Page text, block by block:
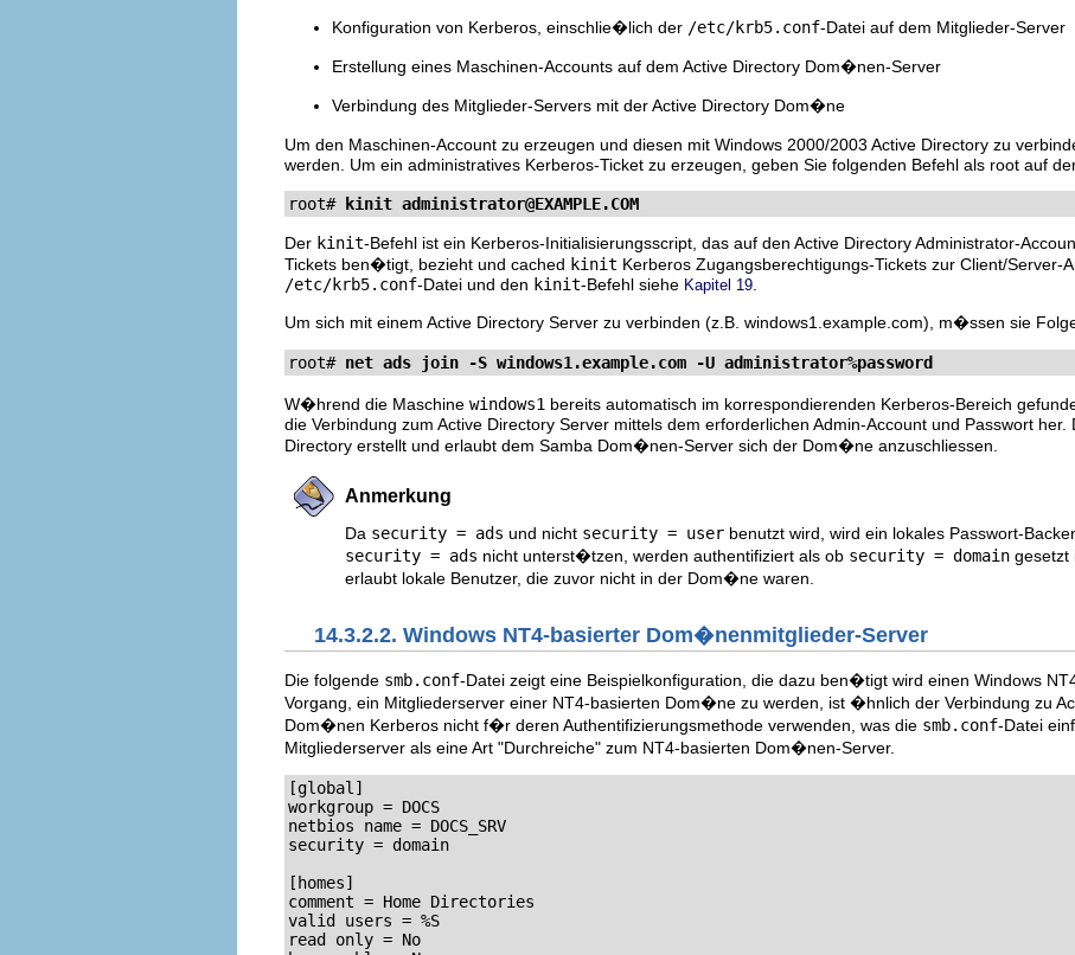
Konfiguration von Kerberos, einschlie�lich der /etc/krb5.conf-Datei auf dem Mitglieder-Server
Erstellung eines Maschinen-Accounts auf dem Active Directory Dom�nen-Server
Verbindung des Mitglieder-Servers mit der Active Directory Dom�ne
Um den Maschinen-Account zu erzeugen und diesen mit Windows 2000/2003 Active Directory zu
werden. Um ein administratives Kerberos-Ticket zu erzeugen, geben Sie folgenden Befehl als root auf
root# kinit administrator@EXAMPLE.COM
Der kinit-Befehl ist ein Kerberos-Initialisierungsscript, das auf den Active Directory Administrator-
Tickets ben�tigt, bezieht und cached kinit Kerberos Zugangsberechtigungs-Tickets zur Client/
/etc/krb5.conf-Datei und den kinit-Befehl siehe Kapitel 19
Um sich mit einem Active Directory Server zu verbinden (z.B. windows1.example.com), m�ssen sie
root# net ads join -S windows1.example.com -U administrator%password
W�hrend die Maschine windows1 bereits automatisch im korrespondierenden Kerberos-Bereich
die Verbindung zum Active Directory Server mittels dem erforderlichen Admin-Account und Passwort
Directory erstellt und erlaubt dem Samba Dom�nen-Server sich der Dom�ne anzuschliessen.
Anmerkung
Da security = ads und nicht security = user benutzt wird, wird ein lokales Passwort-
security = ads nicht unterst�tzen, werden authentifiziert als ob security = domain
erlaubt lokale Benutzer, die zuvor nicht in der Dom�ne waren.
14.3.2.2. Windows NT4-basierter Dom�nenmitglieder-Server
Die folgende smb.conf-Datei zeigt eine Beispielkonfiguration, die dazu ben�tigt wird einen Windows
Vorgang, ein Mitgliederserver einer NT4-basierten Dom�ne zu werden, ist �hnlich der Verbindung zu
Dom�nen Kerberos nicht f�r deren Authentifizierungsmethode verwenden, was die smb.conf-Datei
Mitgliederserver als eine Art "Durchreiche" zum NT4-basierten Dom�nen-Server.
[global]
workgroup = DOCS
netbios name = DOCS_SRV
security = domain
[homes]
comment = Home Directories
valid users = %S
read only = No